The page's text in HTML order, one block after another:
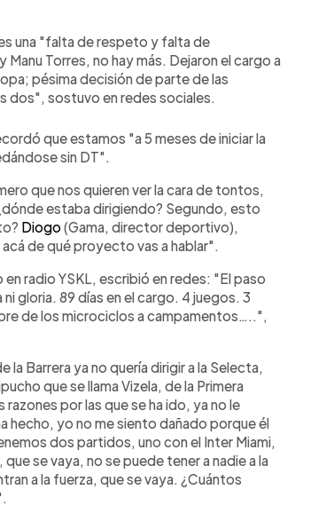
una "falta de respeto y falta de
Torres, no hay más. Dejaron el cargo a
pésima decisión de parte de las
dos", sostuvo en redes sociales.
que estamos "a 5 meses de iniciar la
sin DT".
que nos quieren ver la cara de tontos,
estaba dirigiendo? Segundo, esto
Diogo(Gama, director deportivo),
de qué proyecto vas a hablar".
radio YSKL, escribió en redes: "El paso
gloria. 89 días en el cargo. 4 juegos. 3
de los microciclos a campamentos…..",
la Barrera ya no quería dirigir a la Selecta,
que se llama Vizela, de la Primera
por las que se ha ido, ya no le
hecho, yo no me siento dañado porque él
dos partidos, uno con el Inter Miami,
se vaya, no se puede tener a nadie a la
a la fuerza, que se vaya. ¿Cuántos